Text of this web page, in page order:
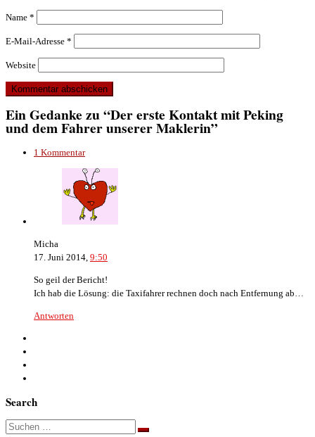
Name *
E-Mail-Adresse *
Website
Ein Gedanke zu “Der erste Kontakt mit Peking
und dem Fahrer unserer Maklerin”
1 Kommentar
Micha
17. Juni 2014, 9:50
So geil der Bericht!
Ich hab die Lösung: die Taxifahrer rechnen doch nach Entfernung ab…
Antworten
Search
Suche
Suchen …